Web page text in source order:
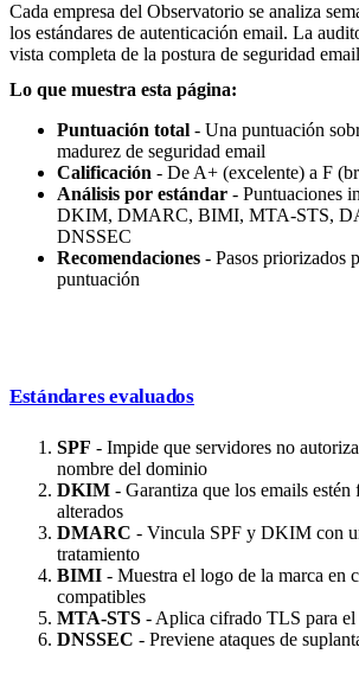
Cada empresa del Observatorio se analiza
los estándares de autenticación email. La
vista completa de la postura de seguridad
Lo que muestra esta página:
Puntuación total - Una puntuación
madurez de seguridad email
Calificación - De A+ (excelente) a F
Análisis por estándar - Puntuaciones
DKIM, DMARC, BIMI, MTA-STS,
DNSSEC
Recomendaciones - Pasos priorizados
puntuación
Estándares evaluados
SPF - Impide que servidores no
nombre del dominio
DKIM - Garantiza que los emails
alterados
DMARC - Vincula SPF y DKIM con
tratamiento
BIMI - Muestra el logo de la marca en
compatibles
MTA-STS - Aplica cifrado TLS para el
DNSSEC - Previene ataques de